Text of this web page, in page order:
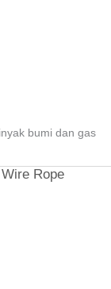
bumi dan gas
Rope